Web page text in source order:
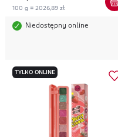
100 g = 2026,89 zł
Niedostępny online
TYLKO ONLINE